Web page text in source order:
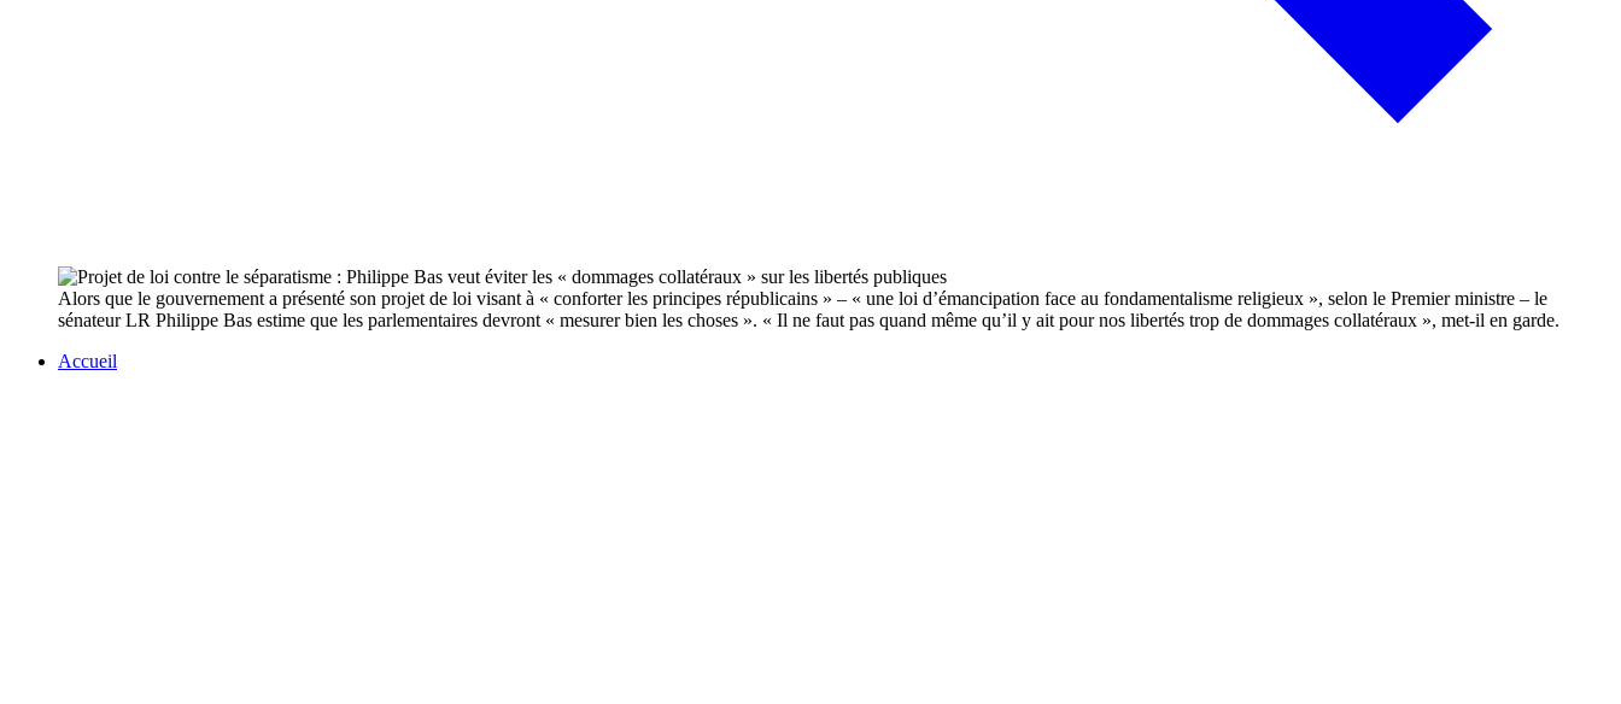
Alors que le gouvernement a présenté son projet de loi visant à « conforter les principes républicains » – « une loi d’émancipation face au fondamentalisme religieux », selon le Premier ministre – le
sénateur LR Philippe Bas estime que les parlementaires devront « mesurer bien les choses ». « Il ne faut pas quand même qu’il y ait pour nos libertés trop de dommages collatéraux », met-il en garde.
Accueil